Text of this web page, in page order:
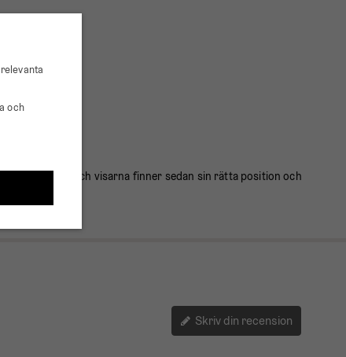
10 minuter) och visarna finner sedan sin rätta position och
Skriv din recension
och